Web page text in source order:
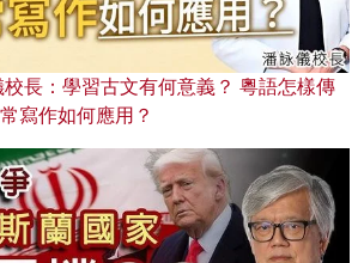
長：學習古文有何意義？ 粵語怎樣傳
寫作如何應用？